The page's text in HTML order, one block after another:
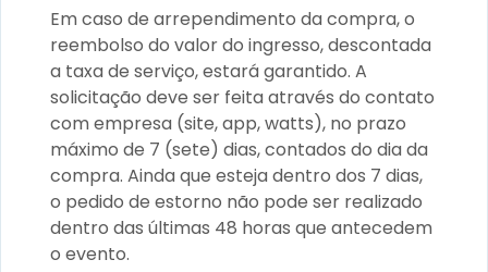
Em caso de arrependimento da compra, o
reembolso do valor do ingresso, descontada
a taxa de serviço, estará garantido. A
solicitação deve ser feita através do contato
com empresa (site, app, watts), no prazo
máximo de 7 (sete) dias, contados do dia da
compra. Ainda que esteja dentro dos 7 dias,
o pedido de estorno não pode ser realizado
dentro das últimas 48 horas que antecedem
o evento.